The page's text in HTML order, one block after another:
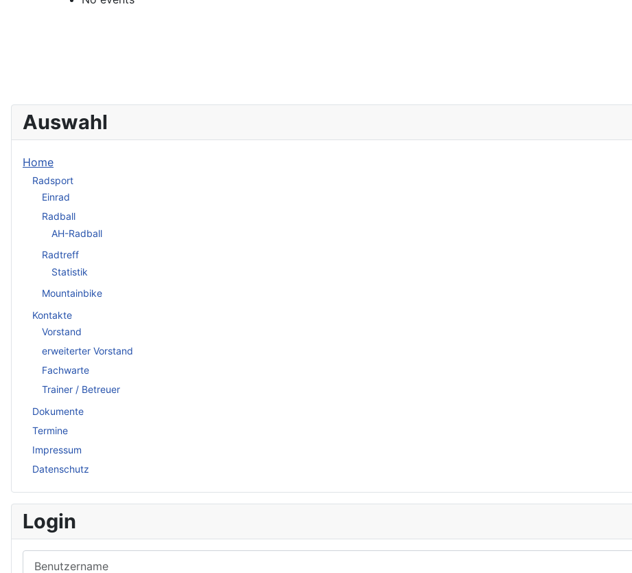
Auswahl
Home
Radsport
Einrad
Radball
AH-Radball
Radtreff
Statistik
Mountainbike
Kontakte
Vorstand
erweiterter Vorstand
Fachwarte
Trainer / Betreuer
Dokumente
Termine
Impressum
Datenschutz
Login